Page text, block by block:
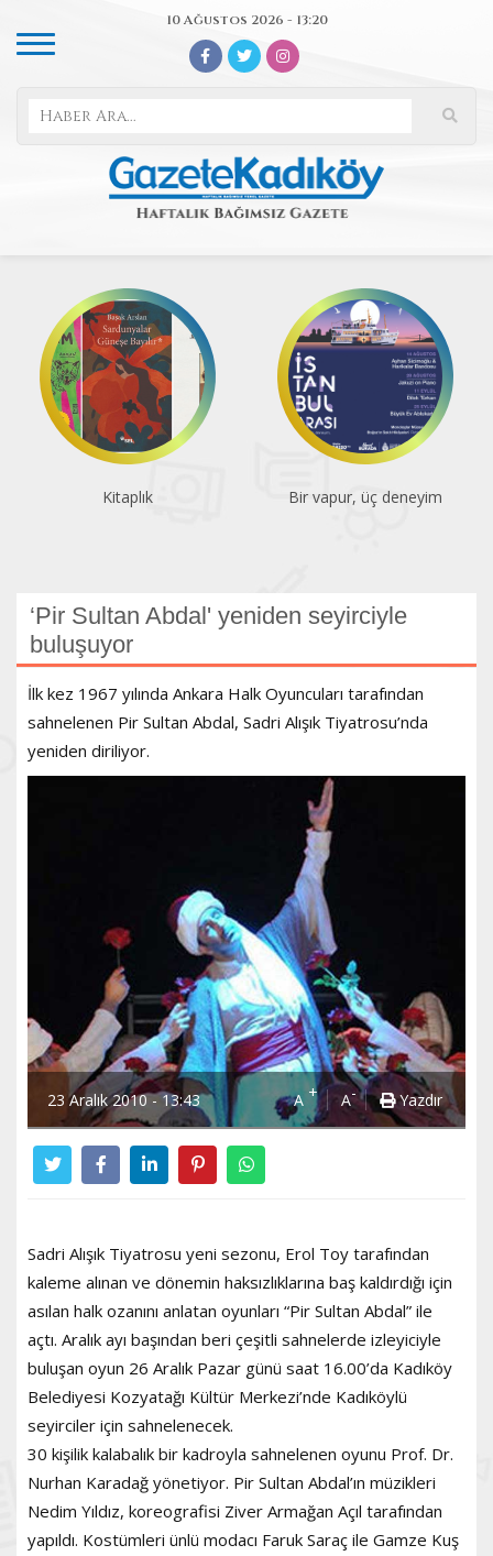
10 Ağustos 2026 - 13:20
Kitaplık Bir vapur, üç deneyim
‘Pir Sultan Abdal' yeniden seyirciyle
buluşuyor
İlk kez 1967 yılında Ankara Halk Oyuncuları tarafından
sahnelenen Pir Sultan Abdal, Sadri Alışık Tiyatrosu’nda
yeniden diriliyor.
23 Aralık 2010 - 13:43 A + A- Yazdır
Sadri Alışık Tiyatrosu yeni sezonu, Erol Toy tarafından
kaleme alınan ve dönemin haksızlıklarına baş kaldırdığı için
asılan halk ozanını anlatan oyunları “Pir Sultan Abdal” ile
açtı. Aralık ayı başından beri çeşitli sahnelerde izleyiciyle
buluşan oyun 26 Aralık Pazar günü saat 16.00’da Kadıköy
Belediyesi Kozyatağı Kültür Merkezi’nde Kadıköylü
seyirciler için sahnelenecek.
30 kişilik kalabalık bir kadroyla sahnelenen oyunu Prof. Dr.
Nurhan Karadağ yönetiyor. Pir Sultan Abdal’ın müzikleri
Nedim Yıldız, koreografisi Ziver Armağan Açıl tarafından
yapıldı. Kostümleri ünlü modacı Faruk Saraç ile Gamze Kuş